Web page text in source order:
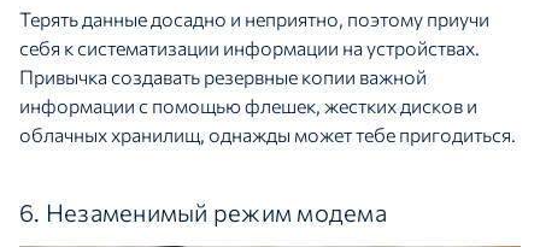
Терять данные досадно и неприятно, поэтому приучи
себя к систематизации информации на устройствах.
Привычка создавать резервные копии важной
информации с помощью флешек, жестких дисков и
облачных хранилищ, однажды может тебе пригодиться.
6. Незаменимый режим модема